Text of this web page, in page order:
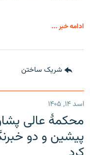
ادامه خبر ...
شریک ساختن
اسد ۱۴, ۱۴۰۵
محکمۀ عالی
پیشین و دو